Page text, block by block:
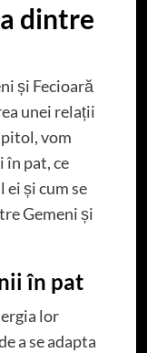
dintre
și Fecioară
unei relații
vom
în pat, ce
ei și cum se
Gemeni și
în pat
lor
a se adapta